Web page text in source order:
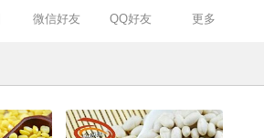
微信好友 QQ好友 更多